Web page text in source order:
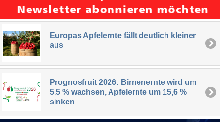
Europas Apfelernte fällt deutlich kleiner
aus
Prognosfruit 2026: Birnenernte wird um
5,5 % wachsen, Apfelernte um 15,6 %
sinken